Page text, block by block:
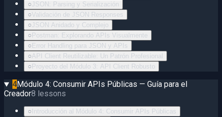
○ JSON: Parsing y Serialización
○Validación de JSON Responses
○ JSON Anidado y Complejo
○ Postman: Explorando APIs Visualmente
○ Error Handling para JSON y APIs
○API Client Reutilizable: Un Patrón Profesional
○ Proyecto del Módulo 3: API Client Robusto
4Módulo 4: Consumir APIs Públicas — Guía para el
Creador8 lessons
○ Introducción al Módulo 4: Consumir APIs Públicas